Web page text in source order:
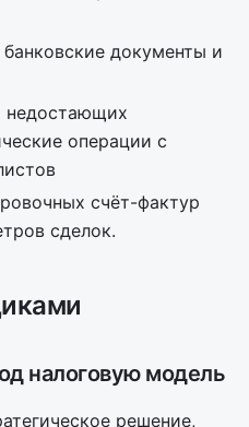
документы и
недостающих
операции с
счёт-фактур
сделок.
налоговую модель
решение,